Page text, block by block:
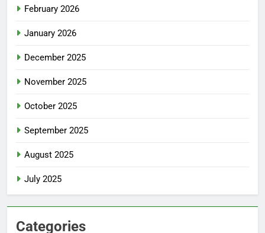
February 2026
January 2026
December 2025
November 2025
October 2025
September 2025
August 2025
July 2025
Categories